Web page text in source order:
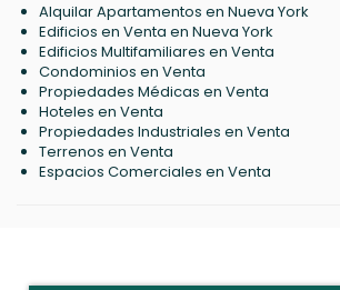
Alquilar Apartamentos en Nueva York
Edificios en Venta en Nueva York
Edificios Multifamiliares en Venta
Condominios en Venta
Propiedades Médicas en Venta
Hoteles en Venta
Propiedades Industriales en Venta
Terrenos en Venta
Espacios Comerciales en Venta